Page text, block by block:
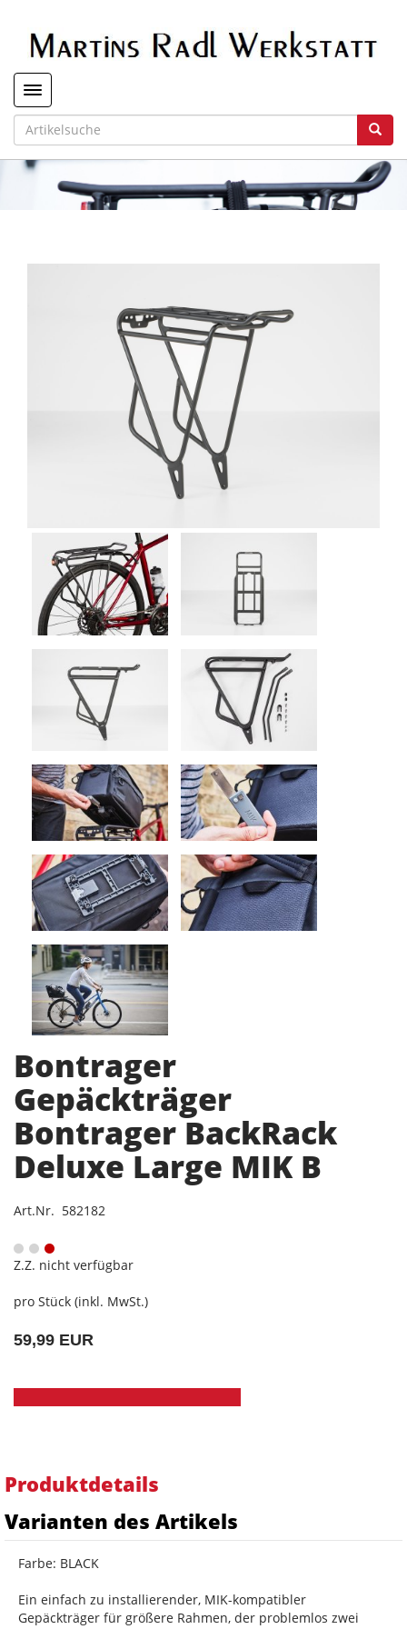
Toggle navigation
Bontrager
Gepäckträger
Bontrager BackRack
Deluxe Large MIK B
Art.Nr. 582182
Z.Z. nicht verfügbar
pro Stück (inkl. MwSt.)
59,99 EUR
Produktdetails
Varianten des Artikels
Farbe: BLACK
Ein einfach zu installierender, MIK-kompatibler
Gepäckträger für größere Rahmen, der problemlos zwei